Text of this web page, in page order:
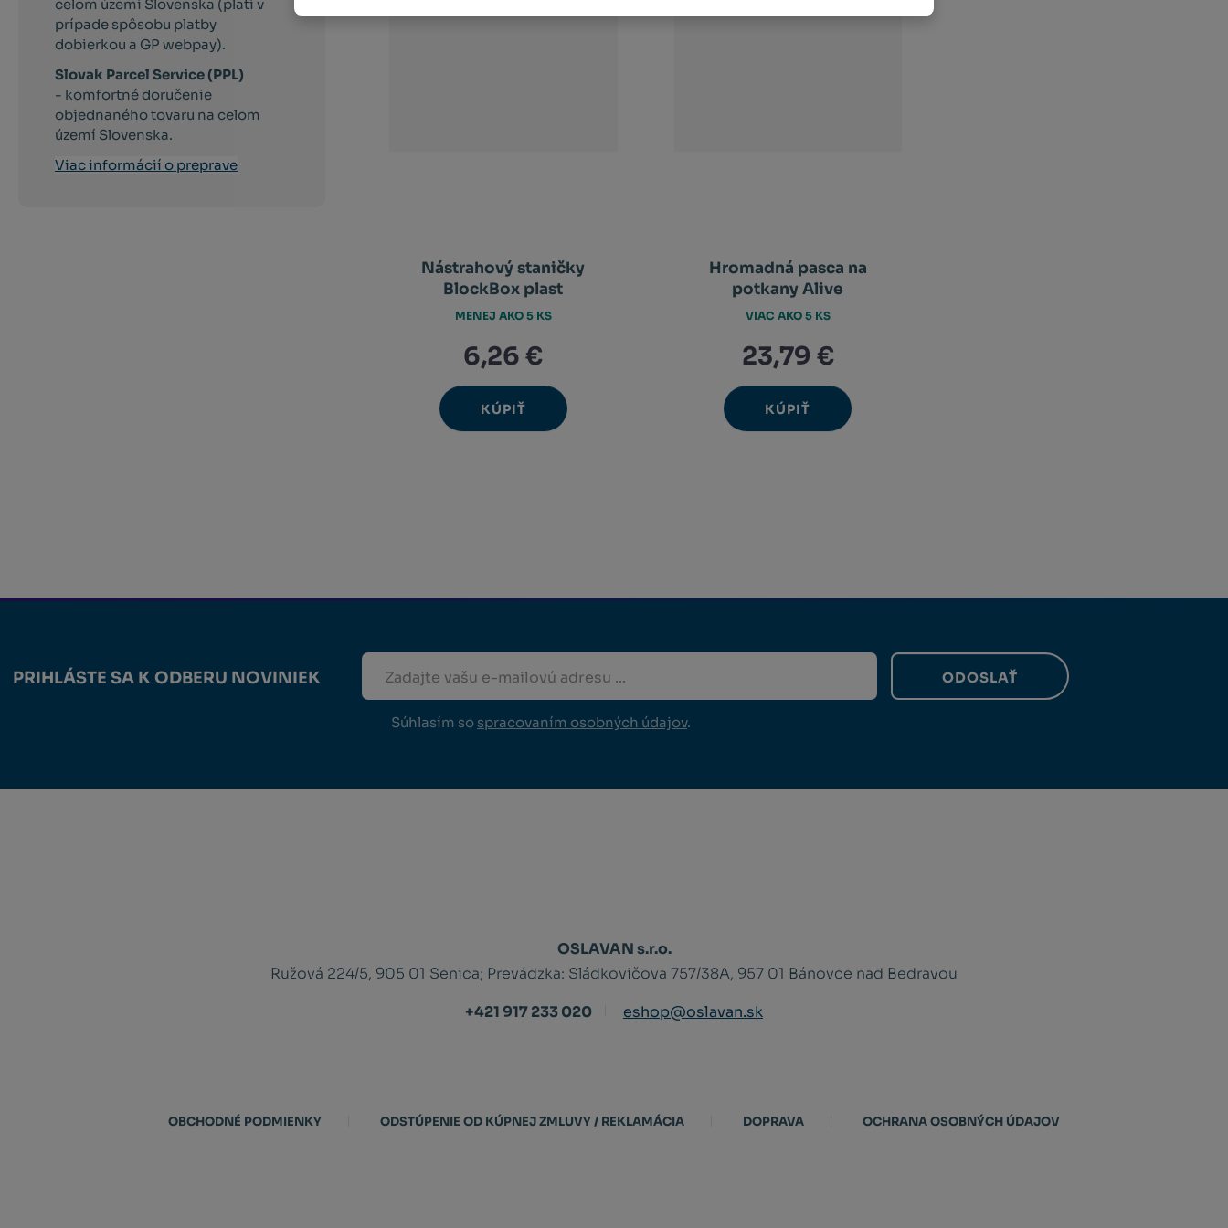
Nástrahový staničky
BlockBox plast
6,26 €
Změnit
Navýšit
množství
Snížit
Ks
KÚPIŤ
MENEJ AKO 5 KS
Hromadná pasca na
potkany Alive
23,79 €
Změnit
Navýšit
množství
Snížit
Ks
KÚPIŤ
VIAC AKO 5 KS
celom území Slovenska (platí v
prípade spôsobu platby
dobierkou a GP webpay).
Slovak Parcel Service (PPL)
- komfortné doručenie
objednaného tovaru na celom
území Slovenska.
Viac informácií o preprave
PRIHLÁSTE SA K ODBERU NOVINIEK ODOSLAŤ
Súhlasím so spracovaním osobných údajov.
OSLAVAN s.r.o.
Ružová 224/5, 905 01 Senica; Prevádzka: Sládkovičova 757/38A, 957 01 Bánovce nad Bedravou
+421 917 233 020
eshop@oslavan.sk
OBCHODNÉ PODMIENKY ODSTÚPENIE OD KÚPNEJ ZMLUVY / REKLAMÁCIA DOPRAVA OCHRANA OSOBNÝCH ÚDAJOV